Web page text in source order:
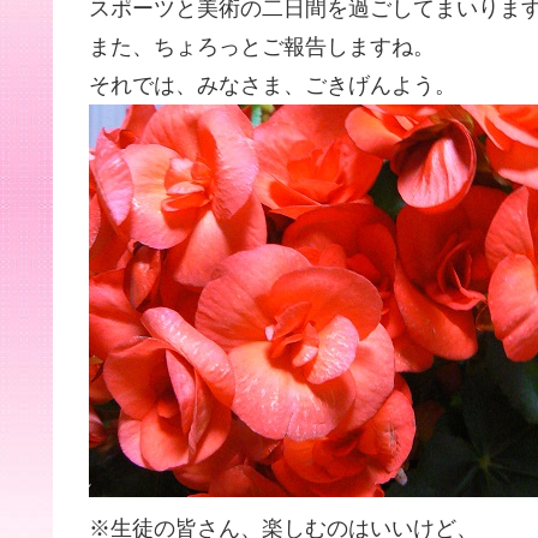
スポーツと美術の二日間を過ごしてまいりま
また、ちょろっとご報告しますね。
それでは、みなさま、ごきげんよう。
※生徒の皆さん、楽しむのはいいけど、